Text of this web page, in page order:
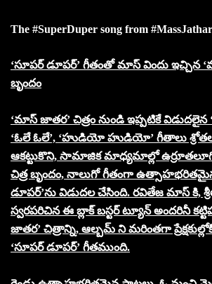
The #SuperDuper song from
‘సూపర్ డూపర్‌’ గీతంతో మాస్ విందు ఇచ్చిన
బృందం
‘మాస్ జాతర’ చిత్రం నుండి ఇప్పటికే విడుదలైన
‘ఓలే ఓలే’, ‘హుడియో హుడియో’ గీతాలు
ఆకట్టుకొని, సామాజిక మాధ్యమాల్లో
చిత్ర బృందం, నాలుగో గీతంగా
డూపర్‌’ను విడుదల చేసింది. రవితేజ మాస్ కి,
స్వరపరిచిన ఈ బ్లాక్ బస్టర్ ట్యూన్ అందరినీ
జాతర’ చిత్రాన్ని, ఆల్బమ్ ని మరింతగా
‘సూపర్ డూపర్‌’ గీతముంది.